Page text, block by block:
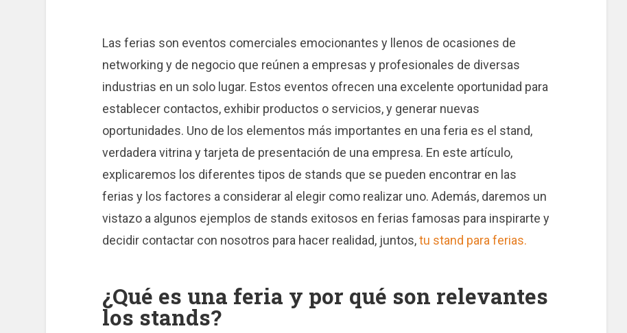
Las ferias son eventos comerciales emocionantes y llenos de ocasiones de
networking y de negocio que reúnen a empresas y profesionales de diversas
industrias en un solo lugar. Estos eventos ofrecen una excelente oportunidad para
establecer contactos, exhibir productos o servicios, y generar nuevas
oportunidades. Uno de los elementos más importantes en una feria es el stand,
verdadera vitrina y tarjeta de presentación de una empresa. En este artículo,
explicaremos los diferentes tipos de stands que se pueden encontrar en las
ferias y los factores a considerar al elegir como realizar uno. Además, daremos un
vistazo a algunos ejemplos de stands exitosos en ferias famosas para inspirarte y
decidir contactar con nosotros para hacer realidad, juntos,tu stand para ferias.
¿Qué es una feria y por qué son relevantes
los stands?